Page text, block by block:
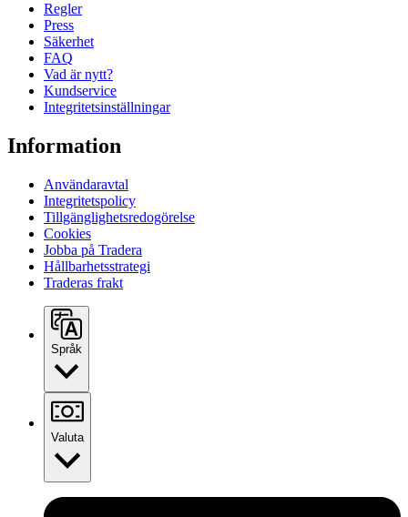
Regler
Press
Säkerhet
FAQ
Vad är nytt?
Kundservice
Integritetsinställningar
Information
Användaravtal
Integritetspolicy
Tillgänglighetsredogörelse
Cookies
Jobba på Tradera
Hållbarhetsstrategi
Traderas frakt
Språk
Valuta